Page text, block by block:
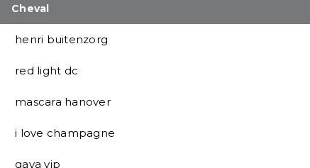
Cheval
henri buitenzorg
red light dc
mascara hanover
i love champagne
gaya vip